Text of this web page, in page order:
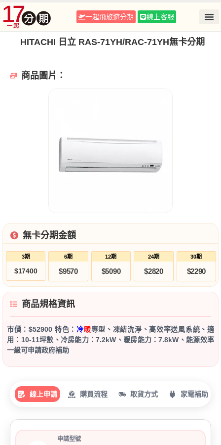
一起飛旅遊分期 線上客服
HITACHI 日立 RAS-71YH/RAC-71YH無卡分期
商品圖片：
無卡分期金額
3期
$17400
6期
$9570
12期
$5090
24期
$2820
30期
$2290
商品規格資訊
市價：$52900特色： 冷暖專型、凍結洗淨、高效率送風系統、適
用：10-11坪數、冷房能力：7.2kW、暖房能力：7.8kW、能源效率
一級可申請政府補助
線上申請 購買流程 取貨方式 家電補助
申請型號